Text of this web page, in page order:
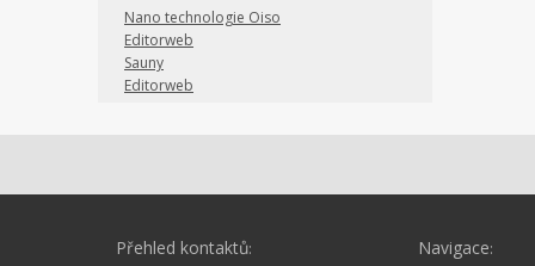
Nano technologie Oiso
Editorweb
Sauny
Editorweb
Přehled kontaktů: Navigace: